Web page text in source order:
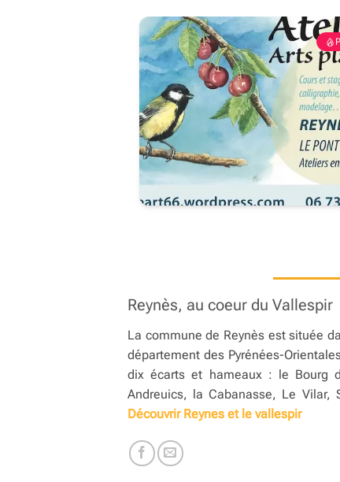
Reynès, au coeur du Vallespir
La commune de Reynès est située
département des Pyrénées-
dix écarts et hameaux : le Bourg
Andreuics, la Cabanasse, Le Vilar,
Découvrir Reynes et le vallespir